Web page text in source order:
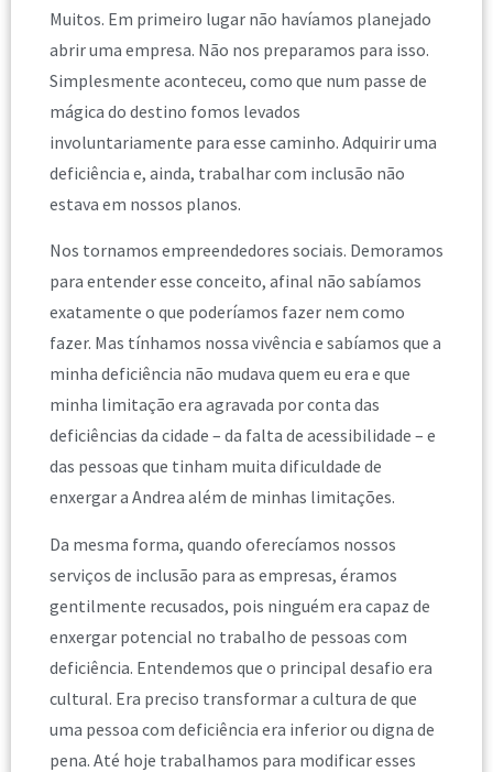
Muitos. Em primeiro lugar não havíamos planejado
abrir uma empresa. Não nos preparamos para isso.
Simplesmente aconteceu, como que num passe de
mágica do destino fomos levados
involuntariamente para esse caminho. Adquirir uma
deficiência e, ainda, trabalhar com inclusão não
estava em nossos planos.
Nos tornamos empreendedores sociais. Demoramos
para entender esse conceito, afinal não sabíamos
exatamente o que poderíamos fazer nem como
fazer. Mas tínhamos nossa vivência e sabíamos que a
minha deficiência não mudava quem eu era e que
minha limitação era agravada por conta das
deficiências da cidade – da falta de acessibilidade – e
das pessoas que tinham muita dificuldade de
enxergar a Andrea além de minhas limitações.
Da mesma forma, quando oferecíamos nossos
serviços de inclusão para as empresas, éramos
gentilmente recusados, pois ninguém era capaz de
enxergar potencial no trabalho de pessoas com
deficiência. Entendemos que o principal desafio era
cultural. Era preciso transformar a cultura de que
uma pessoa com deficiência era inferior ou digna de
pena. Até hoje trabalhamos para modificar esses